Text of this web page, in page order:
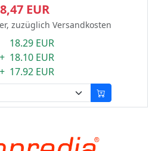
EUR
zuzüglich Versandkosten
18.29 EUR
18.10 EUR
17.92 EUR